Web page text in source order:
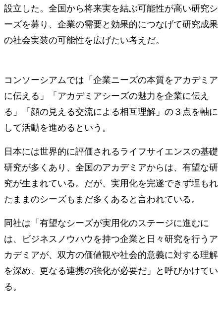
設立した。全国から将来実を結ぶ可能性が高い研究シ
ーズを募り、企業の需要と効果的につなげて研究成果
の社会実装の可能性を広げたい考えだ。
コンソーシアムでは「企業ニーズの本質をアカデミア
に伝える」「アカデミアシーズの魅力を企業に伝え
る」「顔の見える交流による相互理解」の３点を軸に
して活動を進めるという。
日本には世界的に評価されるライフサイエンスの基礎
研究が多くあり、全国のアカデミアからは、有望な研
究が生まれている。だが、実用化を完遂できず埋もれ
たままのシーズもまだ多くあると言われている。
同社は「有望なシーズが実用化のステージに進むに
は、ビジネスノウハウを持つ企業と日々研究を行うア
カデミアが、双方の価値観や社会的意義に対する理解
を深め、更なる連携の強化が必要だ」と呼びかけてい
る。